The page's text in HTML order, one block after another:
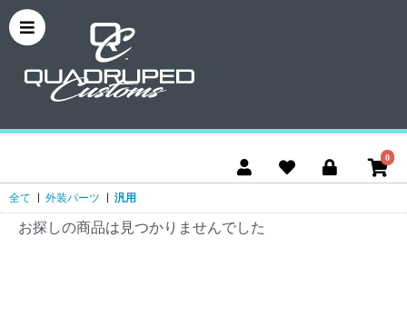
0
全て 外装パーツ 汎用
お探しの商品は見つかりませんでした